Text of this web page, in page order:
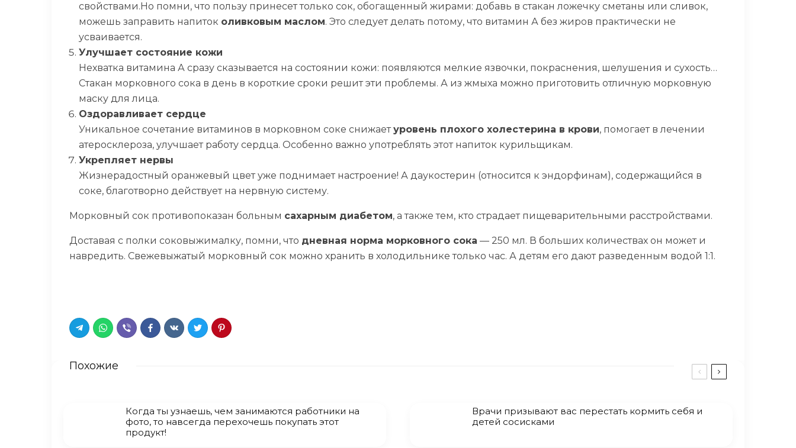
свойствами.Но помни, что пользу принесет только сок, обогащенный жирами: добавь в стакан ложечку сметаны или сливок,
можешь заправить напиток оливковым маслом. Это следует делать потому, что витамин А без жиров практически не
усваивается.
Улучшает состояние кожи
Нехватка витамина А сразу сказывается на состоянии кожи: появляются мелкие язвочки, покраснения, шелушения и сухость…
Стакан морковного сока в день в короткие сроки решит эти проблемы. А из жмыха можно приготовить отличную морковную
маску для лица.
Оздоравливает сердце
Уникальное сочетание витаминов в морковном соке снижаетуровень плохого холестерина в крови, помогает в лечении
атеросклероза, улучшает работу сердца. Особенно важно употреблять этот напиток курильщикам.
Укрепляет нервы
Жизнерадостный оранжевый цвет уже поднимает настроение! А даукостерин (относится к эндорфинам), содержащийся в
соке, благотворно действует на нервную систему.
Морковный сок противопоказан больным сахарным диабетом, а также тем, кто страдает пищеварительными расстройствами.
Доставая с полки соковыжималку, помни, что дневная норма морковного сока — 250 мл. В больших количествах он может и
навредить. Свежевыжатый морковный сок можно хранить в холодильнике только час. А детям его дают разведенным водой 1:1.
Похожие
Когда ты узнаешь, чем занимаются работники на
фото, то навсегда перехочешь покупать этот
продукт!
Врачи призывают вас перестать кормить себя и
детей сосисками